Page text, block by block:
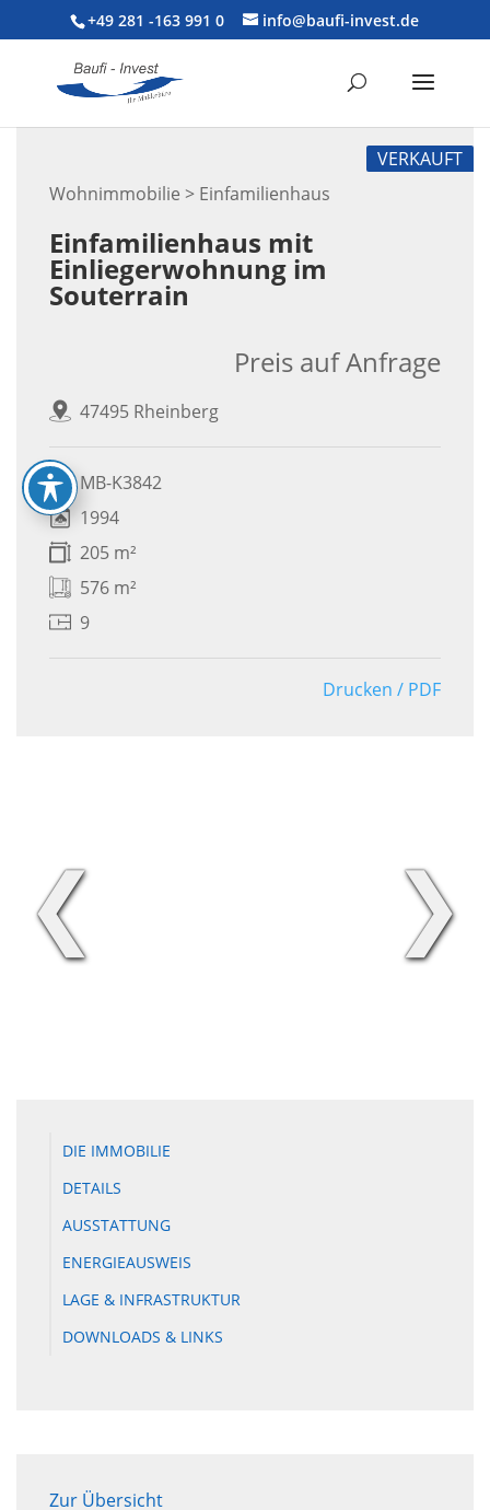
+49 281 -163 991 0 info@baufi-invest.de
Wohnimmobilie > Einfamilienhaus
VERKAUFT
Einfamilienhaus mit
Einliegerwohnung im
Souterrain
47495 Rheinberg
Preis auf Anfrage
MB-K3842
1994
205 m²
576 m²
9
Drucken / PDF
❮ ❯
DIE IMMOBILIE
DETAILS
AUSSTATTUNG
ENERGIEAUSWEIS
LAGE & INFRASTRUKTUR
DOWNLOADS & LINKS
Zur Übersicht